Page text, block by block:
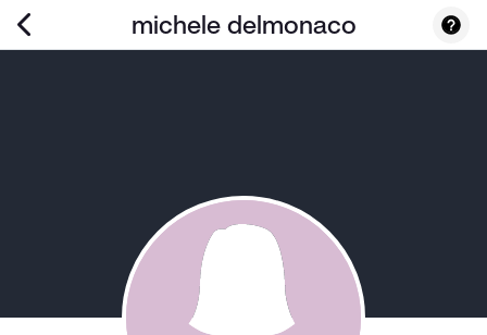
michele delmonaco